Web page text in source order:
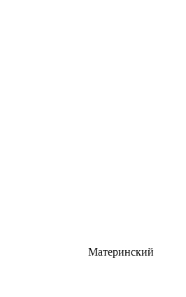
Материнский